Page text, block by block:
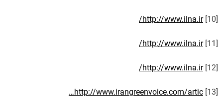
[10]
http://www.ilna.ir/
[11]
http://www.ilna.ir/
[12]
http://www.ilna.ir/
[13]
http://www.irangreenvoice.com/artic…